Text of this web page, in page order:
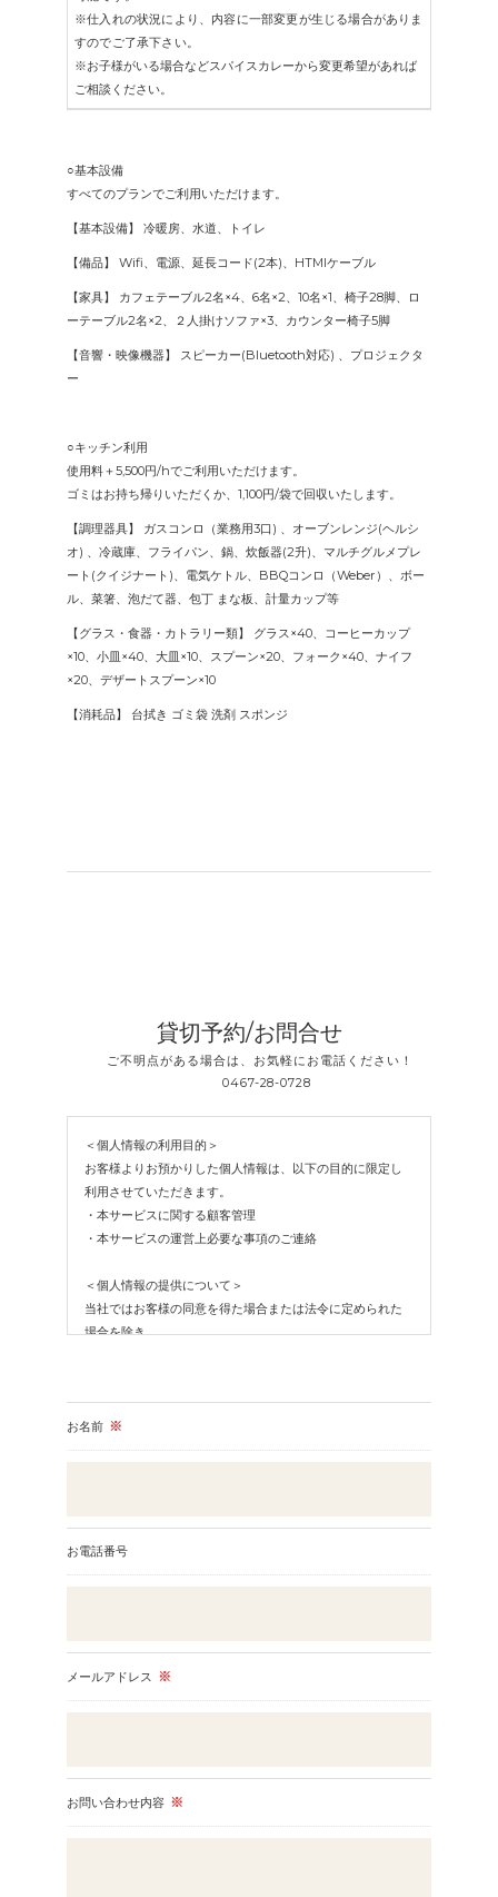
※仕入れの状況により、内容に一部変更が生じる場合がありま
すのでご了承下さい。
※お子様がいる場合などスパイスカレーから変更希望があれば
ご相談ください。
○基本設備
すべてのプランでご利用いただけます。
【基本設備】 冷暖房、水道、トイレ
【備品】 Wifi、電源、延長コード(2本)、HTMIケーブル
【家具】 カフェテーブル2名×4、6名×2、10名×1、椅子28脚、ロ
ーテーブル2名×2、２人掛けソファ×3、カウンター椅子5脚
【音響・映像機器】 スピーカー(Bluetooth対応) 、プロジェクタ
ー
○キッチン利用
使用料＋5,500円/hでご利用いただけます。
ゴミはお持ち帰りいただくか、1,100円/袋で回収いたします。
【調理器具】 ガスコンロ（業務用3口) 、オーブンレンジ(ヘルシ
オ) 、冷蔵庫、フライパン、鍋、炊飯器(2升)、マルチグルメプレ
ート(クイジナート)、電気ケトル、BBQコンロ（Weber）、ボー
ル、菜箸、泡だて器、包丁 まな板、計量カップ等
【グラス・食器・カトラリー類】 グラス×40、コーヒーカップ
×10、小皿×40、大皿×10、スプーン×20、フォーク×40、ナイフ
×20、デザートスプーン×10
【消耗品】 台拭き ゴミ袋 洗剤 スポンジ
貸切予約/お問合せ
ご不明点がある場合は、お気軽にお電話ください！
0467-28-0728
＜個人情報の利用目的＞
お客様よりお預かりした個人情報は、以下の目的に限定し
利用させていただきます。
・本サービスに関する顧客管理
・本サービスの運営上必要な事項のご連絡
＜個人情報の提供について＞
当社ではお客様の同意を得た場合または法令に定められた
場合を除き、
＜個人情報の委託について＞
当社では、利用目的の達成に必要な範囲において、個人情
＜個人情報を与えなかった場合に生じる結果＞
必要な情報を頂けない場合は、それに対応した当社のサー
ビスをご提供できない場合がございますので予めご了承く
＜個人情報の開示･訂正・削除･利用停止の手続について＞
当社では、お客様の個人情報の開示･訂正･削除・利用停止
お名前 ※
お電話番号
メールアドレス ※
お問い合わせ内容 ※